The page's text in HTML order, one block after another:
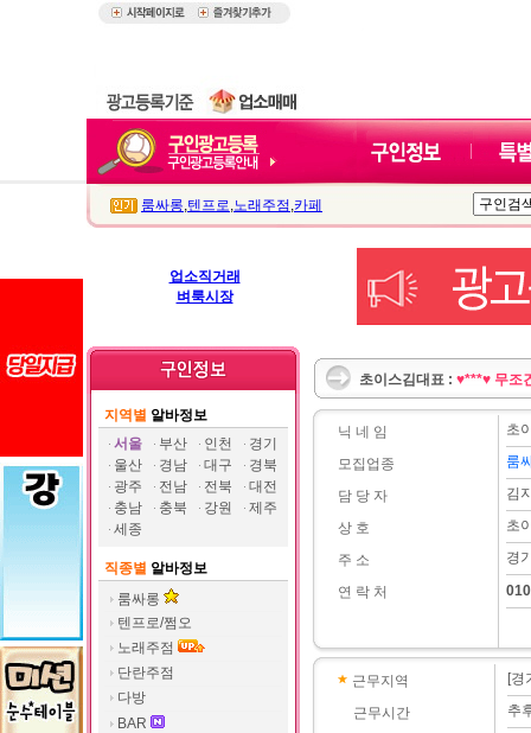
룸싸롱,텐프로,노래주점 ,카페
업소직거래
벼룩시장
지역별 알바정보
서울
부산 인천
경기
울산
경남 대구
경북
광주
전남 전북
대전
충남
충북 강원
제주
세종
직종별 알바정보
룸싸롱
텐프로/쩜오
노래주점
단란주점
다방
BAR
초이스김대표 : ♥***♥ 무조
닉 네 임
모집업종
담 당 자
상 호
주 소
연 락 처
초
룸
김
초
경
근무지역
근무시간
[경
추